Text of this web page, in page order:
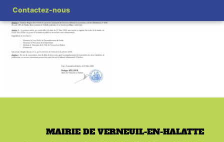
Contactez-nous
MAIRIE DE VERNEUIL-EN-HALATTE